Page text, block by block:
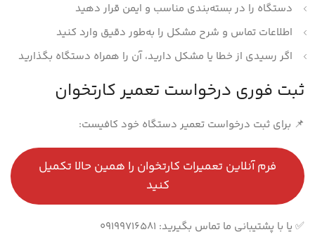
دستگاه را در بسته‌بندی مناسب و ایمن قرار دهید
اطلاعات تماس و شرح مشکل را به‌طور دقیق وارد کنید
اگر رسیدی از خطا یا مشکل دارید، آن را همراه دستگاه بگذارید
ثبت فوری درخواست تعمیر کارتخوان
📌 برای ثبت درخواست تعمیر دستگاه خود کافیست:
فرم آنلاین تعمیرات کارتخوان را همین حالا تکمیل
کنید
✅ یا با پشتیبانی ما تماس بگیرید: 09199716581